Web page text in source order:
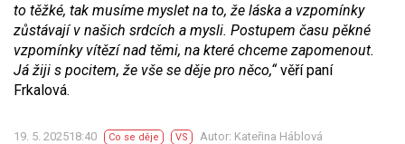
to těžké, tak musíme myslet na to, že láska a vzpomínky
zůstávají v našich srdcích a mysli. Postupem času pěkné
vzpomínky vítězí nad těmi, na které chceme zapomenout.
Já žiji s pocitem, že vše se děje pro něco,“věří paní
Frkalová.
19. 5. 202518:40 Co se děje VS Autor: Kateřina Háblová